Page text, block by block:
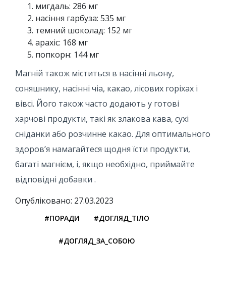
мигдаль: 286 мг
насіння гарбуза: 535 мг
темний шоколад: 152 мг
арахіс: 168 мг
попкорн: 144 мг
Магній також міститься в насінні льону,
соняшнику, насінні чіа, какао, лісових горіхах і
вівсі. Його також часто додають у готові
харчові продукти, такі як злакова кава, сухі
сніданки або розчинне какао. Для оптимального
здоров’я намагайтеся щодня їсти продукти,
багаті магнієм, і, якщо необхідно, приймайте
відповідні добавки .
Опубліковано: 27.03.2023
#ПОРАДИ #ДОГЛЯД_ТІЛО
#ДОГЛЯД_ЗА_СОБОЮ